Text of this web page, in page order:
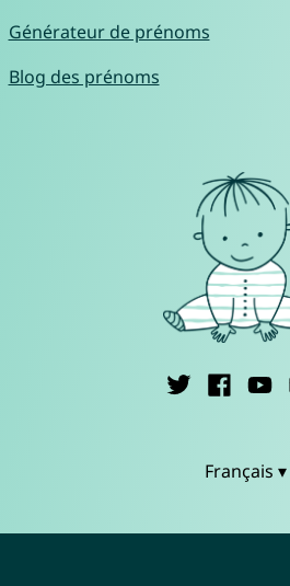
Générateur de prénoms
Blog des prénoms
Français ▾